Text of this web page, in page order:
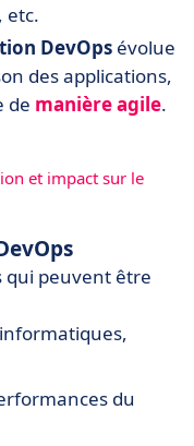
etc.
DevOps évolue
des applications,
de manièreagile.
et impact sur le
qui peuvent être
du